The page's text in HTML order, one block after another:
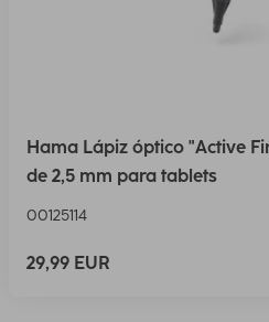
Hama Lápiz óptico "Active
de 2,5 mm para tablets
00125114
29,99 EUR